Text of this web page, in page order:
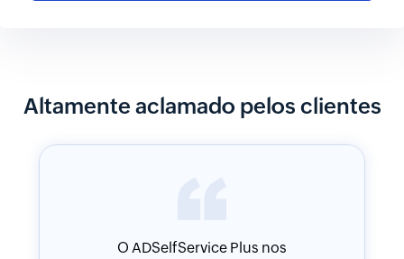
Altamente aclamado pelos clientes
O ADSelfService Plus nos